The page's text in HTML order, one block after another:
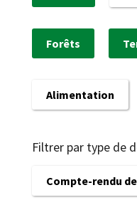
Forêts
Alimentation
Filtrer par type de
Compte-rendu